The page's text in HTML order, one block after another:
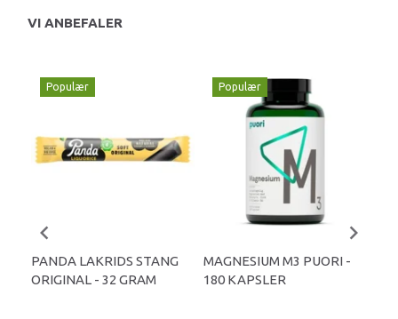
VI ANBEFALER
Populær
PANDA LAKRIDS STANG
ORIGINAL - 32 GRAM
Populær
MAGNESIUM M3 PUORI -
180 KAPSLER